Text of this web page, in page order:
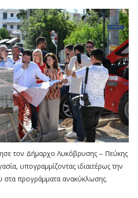
τον Δήμαρχο Λυκόβρυσης – Πεύκης
υπογραμμίζοντας ιδιαιτέρως την
στα προγράμματα ανακύκλωσης.